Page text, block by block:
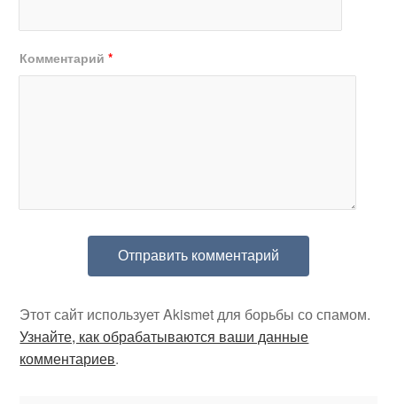
Комментарий*
Этот сайт использует Akismet для борьбы со спамом.
Узнайте, как обрабатываются ваши данные
комментариев.